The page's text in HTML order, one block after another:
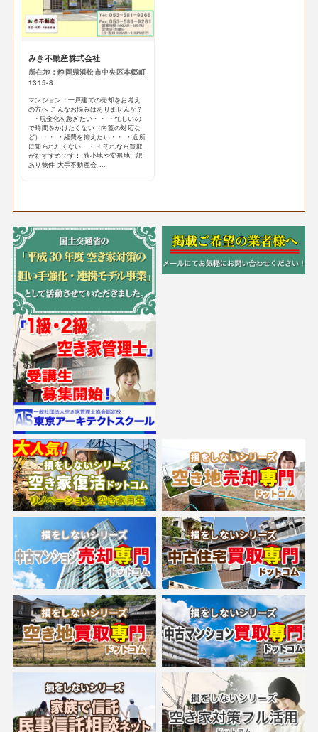
みき不動産株式会社
所在地：静岡県浜松市中央区本郷町
1315-8
マンション・一戸建ての売却をお考え
の方へ こんなお悩みはありませんか？
・現金化を急ぎたい・・ ・忙しいの
で時間をかけたくない（内覧の対応な
ど）・・ ・経費を抑えたい・・ ・近所
に知られたくない・・ ☟ それなら買取
がおすすめです！ 狭小地や変形地、訳
あり物件 大手不動産会 ...